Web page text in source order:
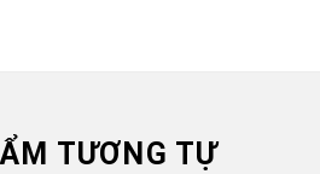
TƯƠNG TỰ